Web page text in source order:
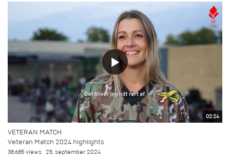
02:24
VETERAN MATCH
Veteran Match 2024 highlights
38.685 views 25. september 2024